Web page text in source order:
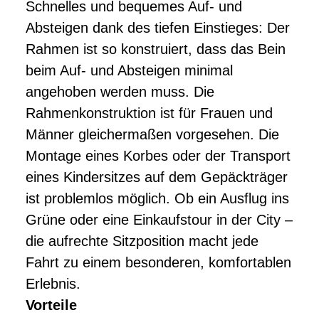
Schnelles und bequemes Auf- und
Absteigen dank des tiefen Einstieges: Der
Rahmen ist so konstruiert, dass das Bein
beim Auf- und Absteigen minimal
angehoben werden muss. Die
Rahmenkonstruktion ist für Frauen und
Männer gleichermaßen vorgesehen. Die
Montage eines Korbes oder der Transport
eines Kindersitzes auf dem Gepäckträger
ist problemlos möglich. Ob ein Ausflug ins
Grüne oder eine Einkaufstour in der City –
die aufrechte Sitzposition macht jede
Fahrt zu einem besonderen, komfortablen
Erlebnis.
Vorteile